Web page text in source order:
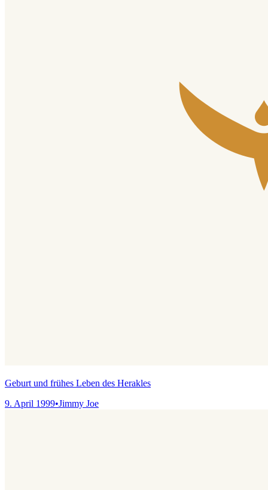
Geburt und frühes Leben des Herakles
9. April 1999•Jimmy Joe